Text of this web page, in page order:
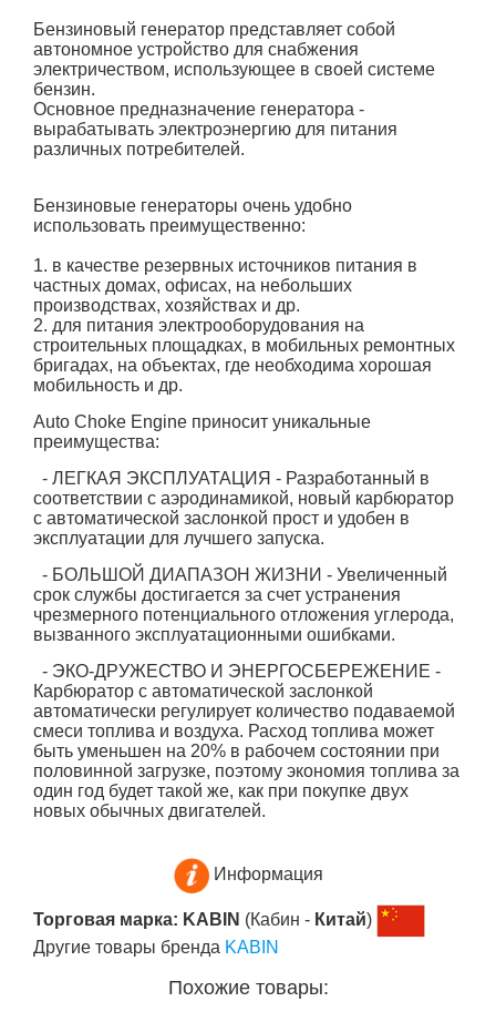
Бензиновый генератор представляет собой
автономное устройство для снабжения
электричеством, использующее в своей системе
бензин.
Основное предназначение генератора -
вырабатывать электроэнергию для питания
различных потребителей.
Бензиновые генераторы очень удобно
использовать преимущественно:
1. в качестве резервных источников питания в
частных домах, офисах, на небольших
производствах, хозяйствах и др.
2. для питания электрооборудования на
строительных площадках, в мобильных ремонтных
бригадах, на объектах, где необходима хорошая
мобильность и др.
Auto Choke Engine приносит уникальные
преимущества:
- ЛЕГКАЯ ЭКСПЛУАТАЦИЯ - Разработанный в
соответствии с аэродинамикой, новый карбюратор
с автоматической заслонкой прост и удобен в
эксплуатации для лучшего запуска.
- БОЛЬШОЙ ДИАПАЗОН ЖИЗНИ - Увеличенный
срок службы достигается за счет устранения
чрезмерного потенциального отложения углерода,
вызванного эксплуатационными ошибками.
- ЭКО-ДРУЖЕСТВО И ЭНЕРГОСБЕРЕЖЕНИЕ -
Карбюратор с автоматической заслонкой
автоматически регулирует количество подаваемой
смеси топлива и воздуха. Расход топлива может
быть уменьшен на 20% в рабочем состоянии при
половинной загрузке, поэтому экономия топлива за
один год будет такой же, как при покупке двух
новых обычных двигателей.
Информация
Торговая марка: KABIN (Кабин - Китай)
Другие товары бренда KABIN
Похожие товары: